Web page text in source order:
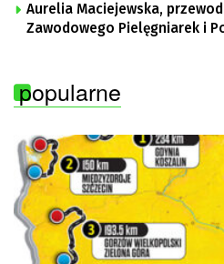
Aurelia Maciejewska,
Zawodowego Pielęgniarek i
„Solidarność” Zielona Góra
popularne